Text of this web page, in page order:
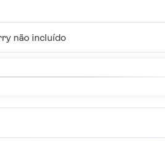
não incluído